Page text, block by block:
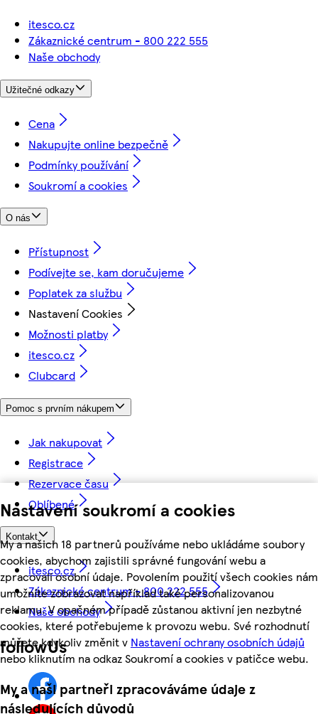
Nastavení soukromí a cookies
My a našich 18 partnerů používáme nebo ukládáme soubory
cookies, abychom zajistili správné fungování webu a
zpracovali osobní údaje. Povolením použití všech cookies nám
umožníte zobrazovat například také personalizovanou
reklamu. V opačném případě zůstanou aktivní jen nezbytné
cookies, které potřebujeme k provozu webu. Své rozhodnutí
můžete kdykoliv změnit v Nastavení ochrany osobních údajů
nebo kliknutím na odkaz Soukromí a cookies v patičce webu.
My a naši partneři zpracováváme údaje z
následujících důvodů
itesco.cz
Zákaznické centrum - 800 222 555
Naše obchody
Užitečné odkazy
Cena
Nakupujte online bezpečně
Podmínky používání
Soukromí a cookies
O nás
Přístupnost
Podívejte se, kam doručujeme
Poplatek za službu
Nastavení Cookies
Možnosti platby
itesco.cz
Clubcard
Pomoc s prvním nákupem
Jak nakupovat
Registrace
Rezervace času
Oblíbené
Kontakt
itesco.cz
Zákaznické centrum - 800 222 555
Naše obchody
followUs